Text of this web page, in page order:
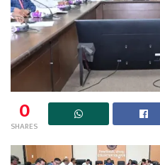
0
SHARES